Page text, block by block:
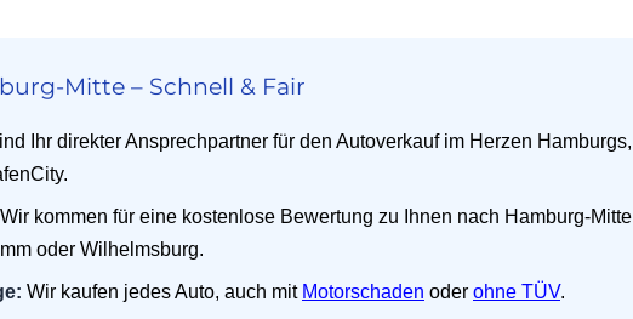
Mitte – Schnell & Fair
Ihr direkter Ansprechpartner für den Autoverkauf im Herzen Hamburgs,
Wir kommen für eine kostenlose Bewertung zu Ihnen nach Hamburg-Mitte
oder Wilhelmsburg.
Wir kaufen jedes Auto, auch mit Motorschaden oder ohne TÜV.